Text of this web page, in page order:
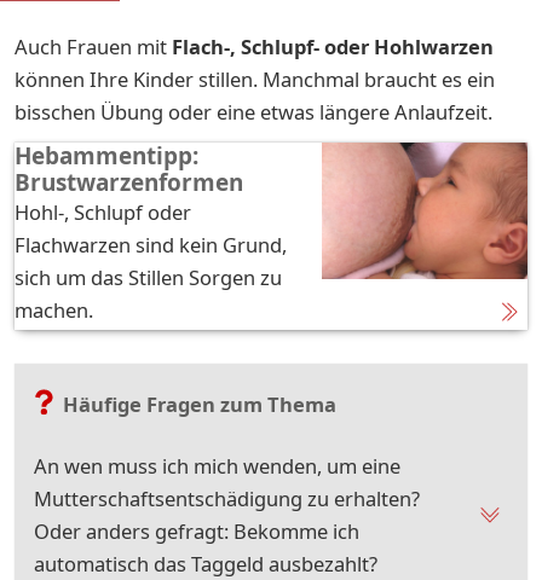
Auch Frauen mit Flach-, Schlupf- oder Hohlwarzen
können Ihre Kinder stillen. Manchmal braucht es ein
bisschen Übung oder eine etwas längere Anlaufzeit.
Hebammentipp:
Brustwarzenformen
Hohl-, Schlupf oder
Flachwarzen sind kein Grund,
sich um das Stillen Sorgen zu
machen.
Häufige Fragen zum Thema
An wen muss ich mich wenden, um eine
Mutterschaftsentschädigung zu erhalten?
Oder anders gefragt: Bekomme ich
automatisch das Taggeld ausbezahlt?